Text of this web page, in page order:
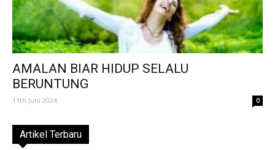
AMALAN BIAR HIDUP SELALU
BERUNTUNG
11th Juni 2024 0
Artikel Terbaru